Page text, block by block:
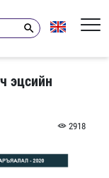
эцсийн
2918